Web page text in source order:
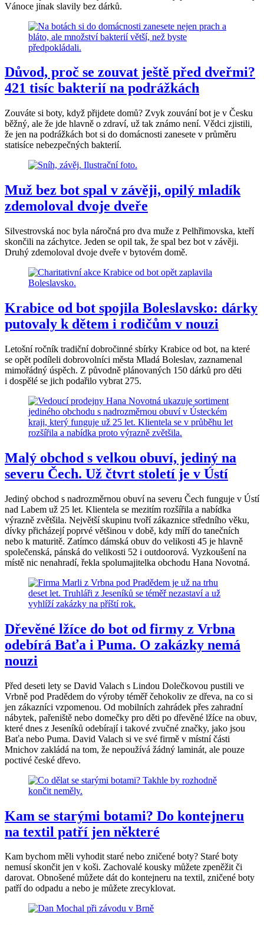
Vánoce jinak slavily bez dárků.
Důvod, proč se zouvat ještě před dveřmi?
421 tisíc bakterií na podrážkách
Zouváte si boty, když přijdete domů? Zvyk zouvání bot je v Česku
běžný, ale že jde hlavně o zdraví, už tak známo není. Vědci zjistili,
že jen na podrážkách bot si do domácnosti zanesete v průměru
statisíce nebezpečných bakterií.
Muž bez bot spal v závěji, opilý mladík
zdemoloval dvoje dveře
Silvestrovská noc byla náročná pro dva muže z Pelhřimovska, kteří
skončili na záchytce. Jeden se opil tak, že spal bez bot v závěji.
Druhý zdemoloval dvoje dveře v bytovém domě.
Krabice od bot spojila Boleslavsko: dárky
putovaly k dětem i rodičům v nouzi
Letošní ročník tradiční dobročinné sbírky Krabice od bot, na které
se opět podíleli dobrovolníci města Mladá Boleslav, zaznamenal
mimořádný úspěch. Z původně plánovaných 150 dárků pro děti
i dospělé se jich podařilo vybrat 275.
Malý obchod s velkou obuví, jediný na
severu Čech. Už čtvrt století je v Ústí
Jediný obchod s nadrozměrnou obuví na severu Čech funguje v Ústí
nad Labem už 25 let. Klientela se mezitím rozšířila a nabídka
výrazně zvětšila. Největší skupinu tvoří zákaznice středního věku,
dívky přicházejí poprvé většinou v době, kdy míří do tanečních
nebo k maturitě. Zatímco dámská obuv do velikosti 45 je hlavně
společenská, pánská do velikosti 52 i outdoorová. Vyzkoušení na
místě nic nenahradí, řekla spolumajitelka obchodu Hana Novotná.
Dřevěné lžíce do bot od firmy z Vrbna
odebírá Baťa i Puma. O zakázky nemá
nouzi
Před deseti lety se David Valach s Lindou Dolečkovou pustili ve
Vrbně pod Pradědem do výroby téměř čehokoliv ze dřeva, na co si
jen zákazníci vzpomenou. Od mobilních zahrádek přes zahradní
nábytek, pařeniště nebo domečky pro děti po dřevěné lžíce na obuv,
které dnes z Jeseníků odebírají i takové zvučné značky, jako jsou
Baťa nebo Puma. David Valach si ve své firmě v místní části
Mnichov zakládá na tom, že nepoužívá žádný laminát, ale pouze
poctivé české dřevo.
Kam se starými botami? Do kontejneru
na textil patří jen některé
Kam bychom měli vyhodit staré nebo zničené boty? Staré boty
nemusí skončit jen v koši. Zachovalé kousky můžete zpeněžit či
darovat. Obnošené můžete dát do kontejneru na textil, zničené boty
patří do odpadu a nebo je můžete zrecyklovat.